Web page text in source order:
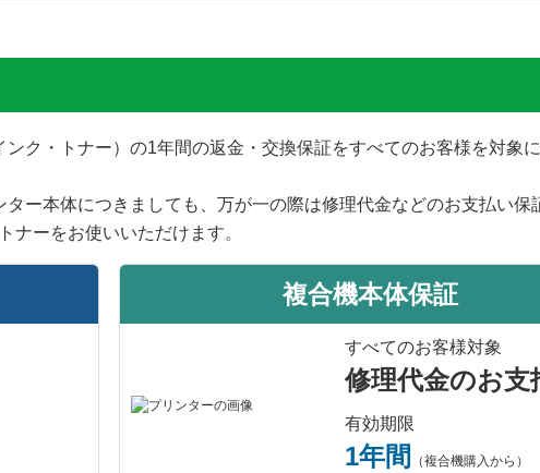
ク・トナー）の1年間の返金・交換保証をすべてのお客様を対象
ー本体につきましても、万が一の際は修理代金などのお支払い保
ナーをお使いいただけます。
複合機本体保証
すべてのお客様対象
修理代金のお支
有効期限
1年間 （複合機購入から）